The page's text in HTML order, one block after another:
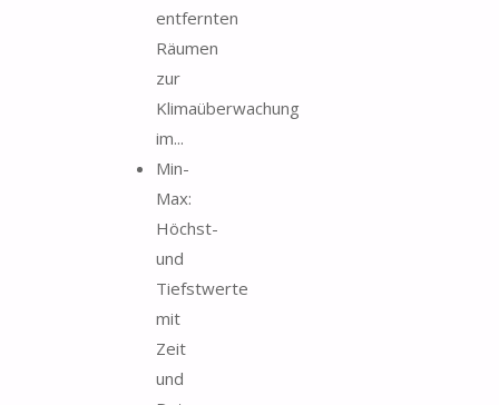
entfernten
Räumen
zur
Klimaüberwachung
im...
Min-
Max:
Höchst-
und
Tiefstwerte
mit
Zeit
und